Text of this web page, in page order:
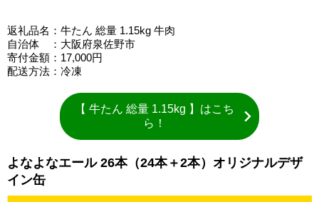
返礼品名：牛たん 総量 1.15kg 牛肉
自治体 ：大阪府泉佐野市
寄付金額：17,000円
配送方法：冷凍
【 牛たん 総量 1.15kg 】はこち
ら！
よなよなエール 26本（24本＋2本）オリジナルデザ
イン缶